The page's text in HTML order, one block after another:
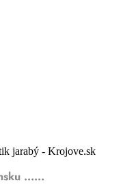
jarabý - Krojove.sk
......